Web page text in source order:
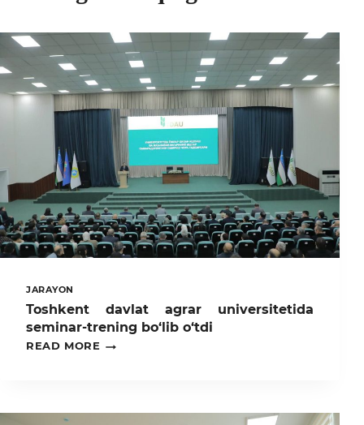
JARAYON
Toshkent davlat agrar universitetida
seminar-trening bo‘lib o‘tdi
READ MORE
TOSHKENT
TRENING